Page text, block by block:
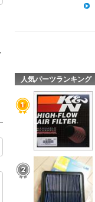
人気パーツランキング